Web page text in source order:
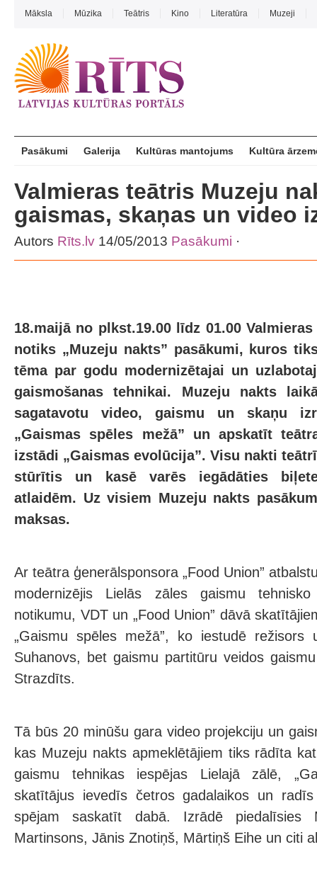
Māksla Mūzika Teātris Kino Literatūra Muzeji
Pasākumi Galerija Kultūras mantojums Kultūra
Valmieras teātris Muzeju
gaismas, skaņas un video
Autors Rīts.lv 14/05/2013 Pasākumi ·
18.maijā no plkst.19.00 līdz 01.00
notiks „Muzeju nakts” pasākumi, kuros
tēma par godu modernizētajai un
gaismošanas tehnikai. Muzeju nakts
sagatavotu video, gaismu un skaņu
„Gaismas spēles mežā” un apskatīt
izstādi „Gaismas evolūcija”. Visu nakti
stūrītis un kasē varēs iegādāties
atlaidēm. Uz visiem Muzeju nakts
maksas.
Ar teātra ģenerālsponsora „Food Union”
modernizējis Lielās zāles gaismu
notikumu, VDT un „Food Union” dāvā
„Gaismu spēles mežā”, ko iestudē režisors
Suhanovs, bet gaismu partitūru veidos
Strazdīts.
Tā būs 20 minūšu gara video projekciju un
kas Muzeju nakts apmeklētājiem tiks rādīta
gaismu tehnikas iespējas Lielajā zālē,
skatītājus ievedīs četros gadalaikos un
spējam saskatīt dabā. Izrādē piedalīsies
Martinsons, Jānis Znotiņš, Mārtiņš Eihe un citi